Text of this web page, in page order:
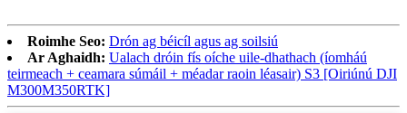
Roimhe Seo: Drón ag béicíl agus ag soilsiú
Ar Aghaidh: Ualach dróin fís oíche uile-dhathach (íomháú
teirmeach + ceamara súmáil + méadar raoin léasair) S3 [Oiriúnú DJI
M300M350RTK]